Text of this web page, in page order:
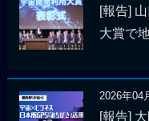
[報告]
大賞で
2026年04
[報告]